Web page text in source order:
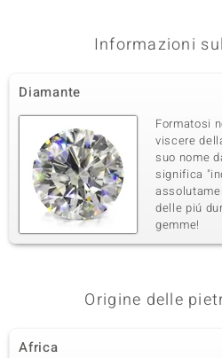
Informazioni
Diamante
Formatosi
viscere
suo nome
significa
delle piú
gemme!
Origine delle
Africa